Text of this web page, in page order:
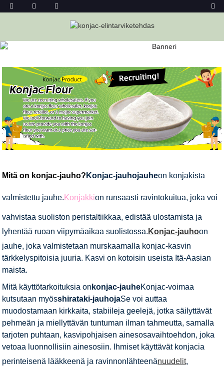
KONJAC-JAUHO
Mitä on konjac-jauho? Konjac-jauhojauheon konjakista
valmistettu jauhe. Konjakkion runsaasti ravintokuitua, joka voi
vahvistaa suoliston peristaltiikkaa, edistää ulostamista ja
lyhentää ruoan viipymäaikaa suolistossa. Konjac-jauhoon
jauhe, joka valmistetaan murskaamalla konjac-kasvin
tärkkelyspitoisia juuria. Kasvi on kotoisin useista Itä-Aasian
maista.
Mitä käyttötarkoituksia on konjac-jauheKonjac-voimaa
kutsutaan myösshirataki-jauhojaSe voi auttaa
muodostamaan kirkkaita, stabiileja geelejä, jotka säilyttävät
pehmeän ja miellyttävän tuntuman ilman tahmeutta, samalla
tarjoten puhtaan, kasvipohjaisen ainesosavaihtoehdon, joka
vetoaa luonnollisiin ainesosiin. Ihmiset käyttävät konjacia
perinteisenä lääkkeenä ja ravinnonlähteenänuudelit,